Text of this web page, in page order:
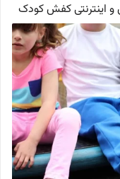
اینترنتی کفش کودک